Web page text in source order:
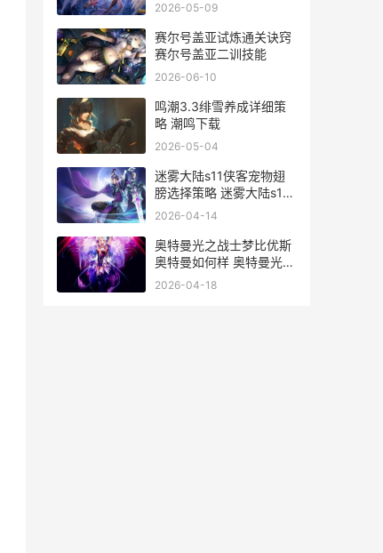
2026-05-09
赛尔号盖亚试炼通关诀窍
赛尔号盖亚二训技能
2026-06-10
鸣潮3.3绯雪养成详细策
略 潮鸣下载
2026-05-04
迷雾大陆s11侠客宠物翅
膀选择策略 迷雾大陆s11
侠客属性怎么选择
2026-04-14
奥特曼光之战士梦比优斯
奥特曼如何样 奥特曼光之
战士破解版下载
2026-04-18